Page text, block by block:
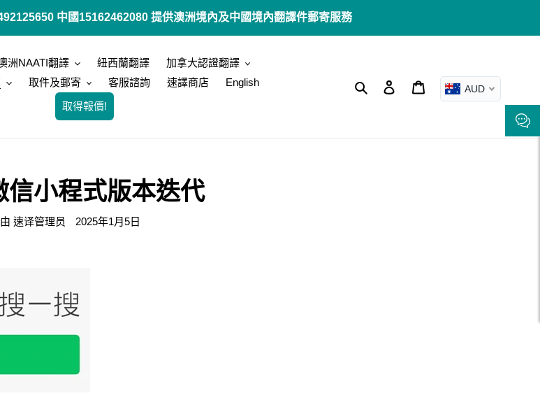
中國15162462080 提供澳洲境內及中國境內翻譯件郵寄服務
洲NAATI翻譯 紐西蘭翻譯
加拿大認證翻譯
取件及郵寄 客服諮詢 速譯商店
English
取得報價!
搜尋 登入 購物車 AUD
信小程式版本迭代
由 速译管理员 2025年1月5日